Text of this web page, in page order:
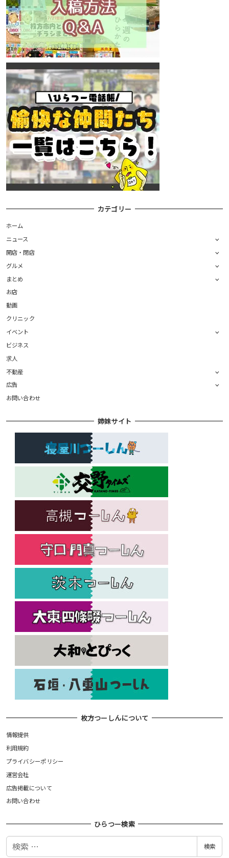
カテゴリー
ホーム
ニュース
開店・閉店
グルメ
まとめ
お店
動画
クリニック
イベント
ビジネス
求人
不動産
広告
お問い合わせ
姉妹サイト
枚方つーしんについて
情報提供
利用規約
プライバシーポリシー
運営会社
広告掲載について
お問い合わせ
ひらつー検索
検
検索